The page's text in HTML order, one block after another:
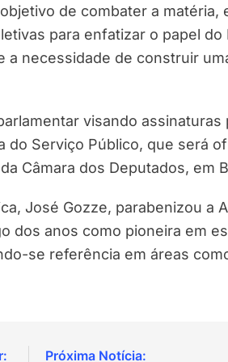
de combater a matéria,
para enfatizar o papel do
a necessidade de construir
visando assinaturas
do Serviço Público, que será
Câmara dos Deputados, em
José Gozze, parabenizou a
dos anos como pioneira em
se referência em áreas